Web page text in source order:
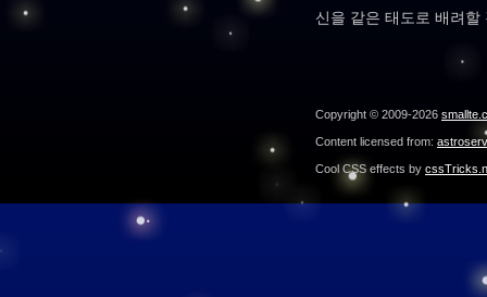
신을 같은 태도로 배려할
Copyright © 2009-2026
Content licensed from:
Cool CSS effects by